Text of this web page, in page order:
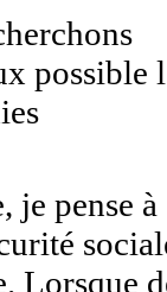
possible
je pense à
Lorsque